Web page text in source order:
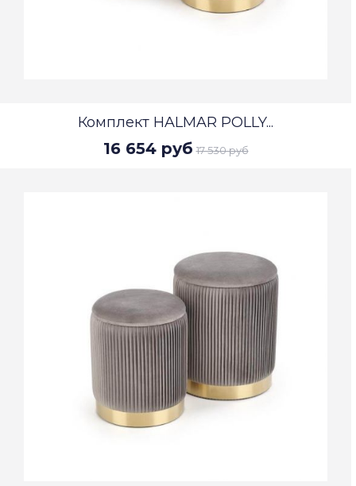
Комплект HALMAR POLLY...
16 654 руб 17 530 руб